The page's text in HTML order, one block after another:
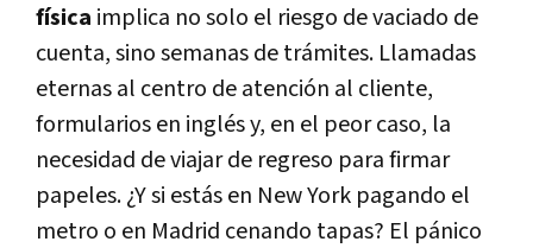
física implica no solo el riesgo de vaciado de
cuenta, sino semanas de trámites. Llamadas
eternas al centro de atención al cliente,
formularios en inglés y, en el peor caso, la
necesidad de viajar de regreso para firmar
papeles. ¿Y si estás en New York pagando el
metro o en Madrid cenando tapas? El pánico